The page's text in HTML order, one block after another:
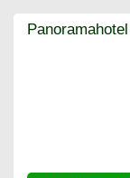
Panoramahotel